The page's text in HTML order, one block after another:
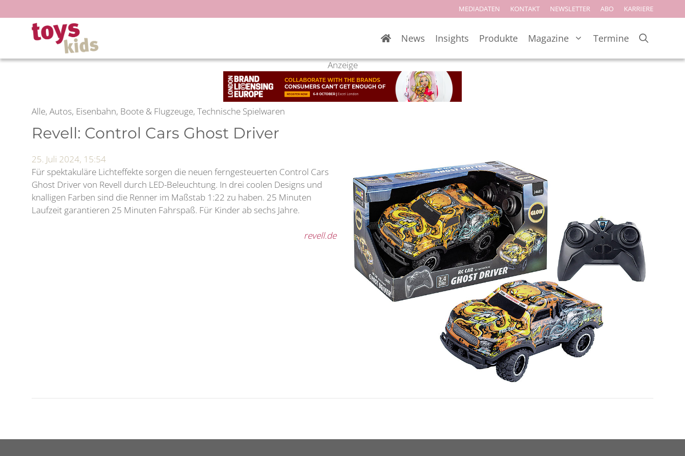
Inhalt
springen
MEDIADATEN KONTAKT NEWSLETTER ABO KARRIERE
News Insights Produkte Magazine Termine
Anzeige
Alle, Autos, Eisenbahn, Boote & Flugzeuge, Technische Spielwaren
Revell: Control Cars Ghost Driver
25. Juli 2024, 15:54
Für spektakuläre Lichteffekte sorgen die neuen ferngesteuerten Control Cars
Ghost Driver von Revell durch LED-Beleuchtung. In drei coolen Designs und
knalligen Farben sind die Renner im Maßstab 1:22 zu haben. 25 Minuten
Laufzeit garantieren 25 Minuten Fahrspaß. Für Kinder ab sechs Jahre.
revell.de